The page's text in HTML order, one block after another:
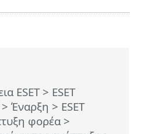
ESET> ESET
> Έναρξη > ESET
φορέα>